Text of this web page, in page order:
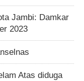
Jambi: Damkar
2023
Atas diduga